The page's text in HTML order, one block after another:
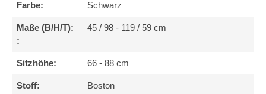
Farbe: Schwarz
Maße (B/H/T):
:
45 / 98 - 119 / 59 cm
Sitzhöhe: 66 - 88 cm
Stoff: Boston